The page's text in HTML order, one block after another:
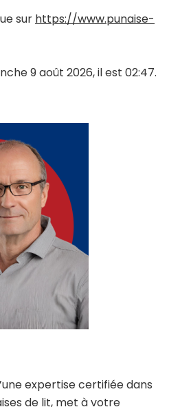
sur https://www.punaise-
9 août 2026, il est 02:47.
expertise certifiée dans
de lit, met à votre